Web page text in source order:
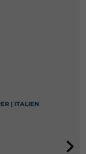
| ITALIEN